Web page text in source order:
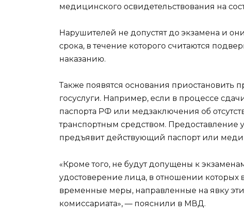
медицинского освидетельствования на
Нарушителей не допустят до экзамена и
срока, в течение которого считаются
наказанию.
Также появятся основания приостановить
госуслуги. Например, если в процессе
паспорта РФ или медзаключения об
транспортным средством. Предоставление
предъявит действующий паспорт или
«Кроме того, не будут допущены к
удостоверение лица, в отношении
временные меры, направленные на явку
комиссариата», — пояснили в МВД.